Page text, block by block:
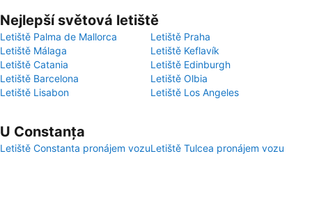
Nejlepší světová letiště
Letiště Palma de Mallorca
Letiště Praha
Letiště Málaga
Letiště Keflavík
Letiště Catania
Letiště Edinburgh
Letiště Barcelona
Letiště Olbia
Letiště Lisabon
Letiště Los Angeles
U Constanța
Letiště Constanta pronájem vozuLetiště Tulcea pronájem vozu